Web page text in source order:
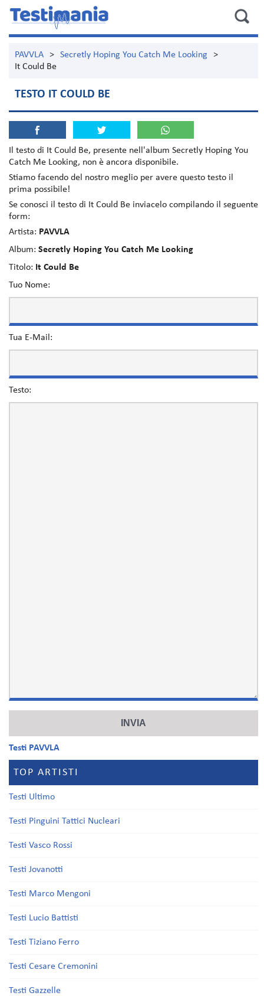
PAVVLA > Secretly Hoping You Catch Me Looking
>
It Could Be
TESTO IT COULD BE
Il testo di It Could Be, presente nell'album Secretly Hoping You
Catch Me Looking, non è ancora disponibile.
Stiamo facendo del nostro meglio per avere questo testo il
prima possibile!
Se conosci il testo di It Could Be inviacelo compilando il seguente
form:
Artista: PAVVLA
Album: Secretly Hoping You Catch Me Looking
Titolo: It Could Be
Tuo Nome:
Tua E-Mail:
Testo:
Testi PAVVLA
TOP ARTISTI
Testi Ultimo
Testi Pinguini Tattici Nucleari
Testi Vasco Rossi
Testi Jovanotti
Testi Marco Mengoni
Testi Lucio Battisti
Testi Tiziano Ferro
Testi Cesare Cremonini
Testi Gazzelle